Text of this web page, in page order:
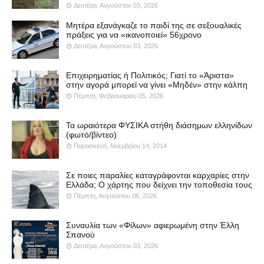
Δευτέρα, Αυγούστου 03, 2026
Μητέρα εξανάγκαζε το παιδί της σε σεξουαλικές
πράξεις για να «ικανοποιεί» 56χρονο
Δευτέρα, Αυγούστου 03, 2026
Επιχειρηματίας ή Πολιτικός; Γιατί το «Άριστα»
στην αγορά μπορεί να γίνει «Μηδέν» στην κάλπη
Πέμπτη, Φεβρουαρίου 05, 2026
Τα ωραιότερα ΦΥΣΙΚΑ στήθη διάσημων ελληνίδων
(φωτό/βίντεο)
Παρασκευή, Νοεμβρίου 14, 2014
Σε ποιες παραλίες καταγράφονται καρχαρίες στην
Ελλάδα; Ο χάρτης που δείχνει την τοποθεσία τους
Πέμπτη, Αυγούστου 06, 2026
Συναυλία των «Φίλων» αφιερωμένη στην Έλλη
Σπανού
Δευτέρα, Αυγούστου 03, 2026